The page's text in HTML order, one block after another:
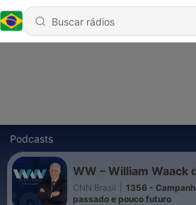
Podcasts
WW – William Waack
CNN Brasil
1356 -
passado e pouco futuro